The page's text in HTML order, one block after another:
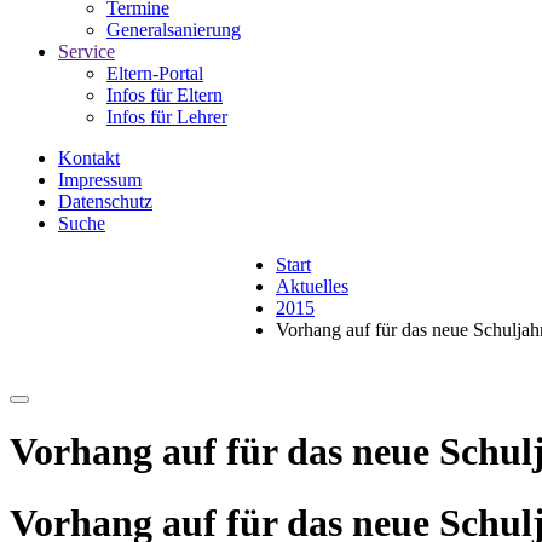
Termine
Generalsanierung
Service
Eltern-Portal
Infos für Eltern
Infos für Lehrer
Kontakt
Impressum
Datenschutz
Suche
Start
Aktuelles
2015
Vorhang auf für das neue
Vorhang auf für das neue
Vorhang auf für das neue